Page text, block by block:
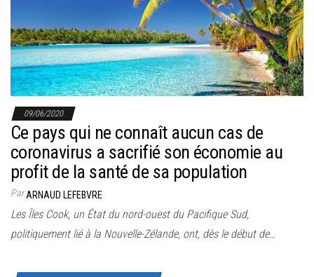
l
a
n
a
v
09/06/2020
Ce pays qui ne connaît aucun cas de
coronavirus a sacrifié son économie au
profit de la santé de sa population
ParARNAUD LEFEBVRE
Les Îles Cook, un État du nord-ouest du Pacifique Sud,
politiquement lié à la Nouvelle-Zélande, ont, dès le début de…